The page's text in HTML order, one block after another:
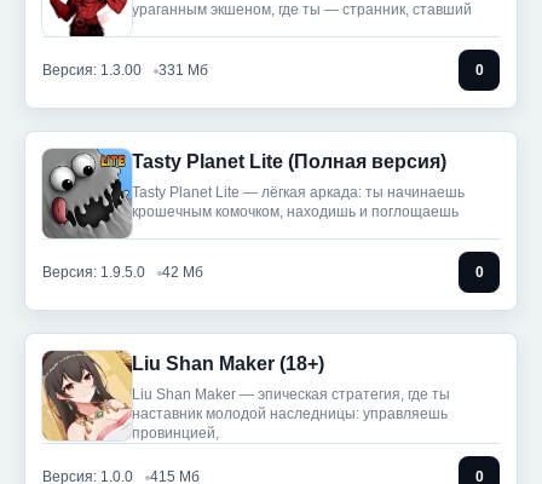
ураганным экшеном, где ты — странник, ставший
Версия: 1.3.00 331 Мб 0
Tasty Planet Lite (Полная версия)
Tasty Planet Lite — лёгкая аркада: ты начинаешь
крошечным комочком, находишь и поглощаешь
Версия: 1.9.5.0 42 Мб 0
Liu Shan Maker (18+)
Liu Shan Maker — эпическая стратегия, где ты
наставник молодой наследницы: управляешь
провинцией,
Версия: 1.0.0 415 Мб 0